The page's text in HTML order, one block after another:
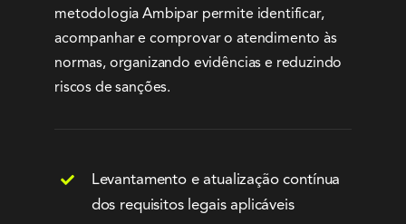
metodologia Ambipar permite identificar,
acompanhar e comprovar o atendimento às
normas, organizando evidências e reduzindo
riscos de sanções.
Levantamento e atualização contínua
dos requisitos legais aplicáveis